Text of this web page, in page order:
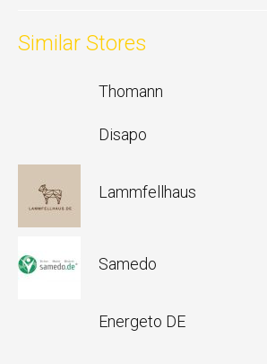
Similar Stores
Thomann
Disapo
Lammfellhaus
Samedo
Energeto DE